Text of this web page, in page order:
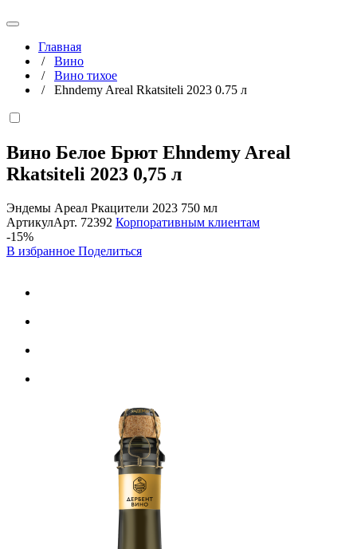
Главная
/ Вино
/ Вино тихое
/ Ehndemy Areal Rkatsiteli 2023 0.75 л
Вино Белое Брют Ehndemy Areal
Rkatsiteli 2023 0,75 л
Эндемы Ареал Ркацители 2023 750 мл
АртикулАрт. 72392 Корпоративным клиентам
-15%
В избранное Поделиться